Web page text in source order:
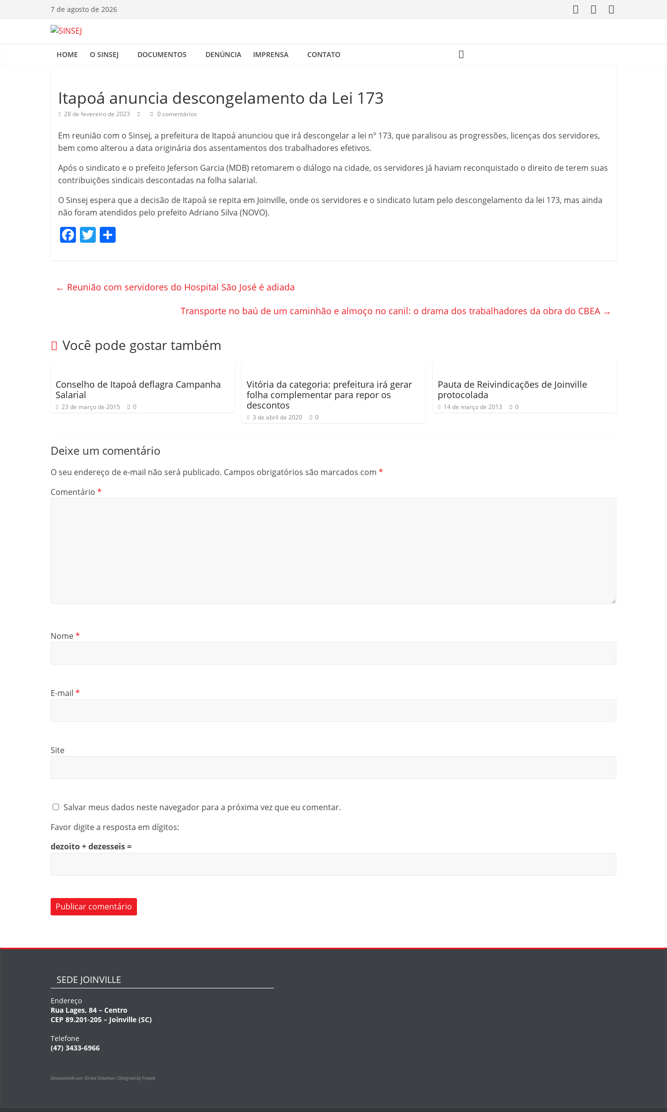
7 de agosto de 2026
S
N
S
E
HOME O SINSEJ DOCUMENTOS DENÚNCIA IMPRENSA CONTATO
Itapoá anuncia descongelamento da Lei 173
28 de fevereiro de 2023 0 comentários
Em reunião com o Sinsej, a prefeitura de Itapoá anunciou que irá descongelar a lei nº 173, que paralisou as progressões, licenças dos servidores,
bem como alterou a data originária dos assentamentos dos trabalhadores efetivos.
Após o sindicato e o prefeito Jeferson Garcia (MDB) retomarem o diálogo na cidade, os servidores já haviam reconquistado o direito de terem suas
contribuições sindicais descontadas na folha salarial.
O Sinsej espera que a decisão de Itapoá se repita em Joinville, onde os servidores e o sindicato lutam pelo descongelamento da lei 173, mas ainda
não foram atendidos pelo prefeito Adriano Silva (NOVO).
F
e
k
T
er p
ar
← Reunião com servidores do Hospital São José é adiada
Transporte no baú de um caminhão e almoço no canil: o drama dos trabalhadores da obra do CBEA →
Você pode gostar também
Conselho de Itapoá deflagra Campanha
Salarial
23 de março de 2015 0
Vitória da categoria: prefeitura irá gerar
folha complementar para repor os
descontos
3 de abril de 2020 0
Pauta de Reivindicações de Joinville
protocolada
14 de março de 2013 0
Deixe um comentário
O seu endereço de e-mail não será publicado. Campos obrigatórios são marcados com *
Comentário *
Nome*
E-mail *
Site
Salvar meus dados neste navegador para a próxima vez que eu comentar.
Favor digite a resposta em dígitos:
dezoito + dezesseis =
SEDE JOINVILLE
Endereço
Rua Lages, 84 – Centro
CEP 89.201-205 – Joinville (SC)
Telefone
(47) 3433-6966
Desenvolvido por Direta Sistemas /Designed by Freepik